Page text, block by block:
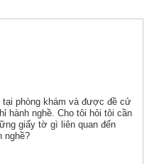
tại phòng khám và được đề cử
hành nghề. Cho tôi hỏi tôi cần
giấy tờ gì liên quan đến
nghề?